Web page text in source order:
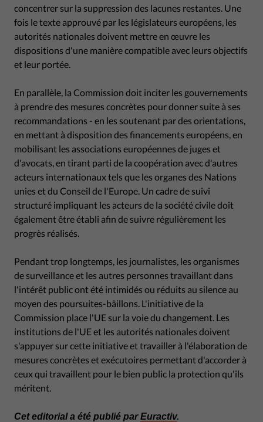
concentrer sur la suppression des lacunes restantes. Une
fois le texte approuvé par les législateurs européens, les
autorités nationales doivent mettre en œuvre les
dispositions d'une manière compatible avec leurs objectifs
et leur portée.
En parallèle, la Commission doit inciter les gouvernements
à prendre des mesures concrètes pour donner suite à ses
recommandations - en les soutenant par des orientations,
en mettant à disposition des financements européens, en
mobilisant les associations européennes de juges et
d'avocats, en tirant parti de la coopération avec d'autres
acteurs internationaux tels que les organes des Nations
unies et du Conseil de l'Europe. Un cadre de suivi
structuré impliquant les acteurs de la société civile doit
également être établi afin de suivre régulièrement les
progrès réalisés.
Pendant trop longtemps, les journalistes, les organismes
de surveillance et les autres personnes travaillant dans
l'intérêt public ont été intimidés ou réduits au silence au
moyen des poursuites-bâillons. L'initiative de la
Commission place l'UE sur la voie du changement. Les
institutions de l'UE et les autorités nationales doivent
s'appuyer sur cette initiative et travailler à l'élaboration de
mesures concrètes et exécutoires permettant d'accorder à
ceux qui travaillent pour le bien public la protection qu'ils
méritent.
Cet editorial a été publié parEuractiv.